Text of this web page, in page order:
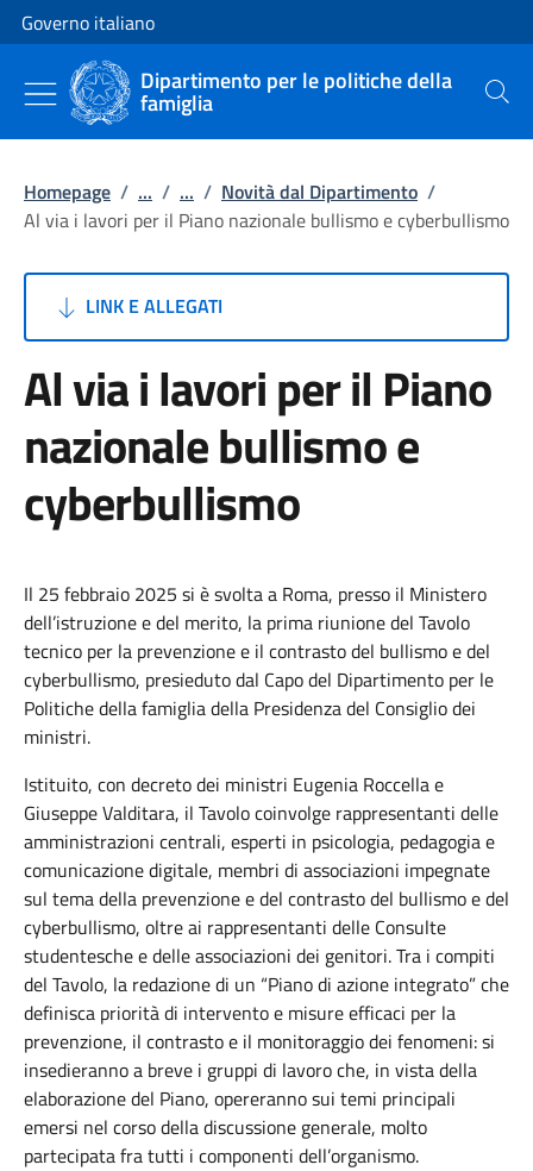
Vai al contenuto
Vai alla navigazione del sito
Governo italiano
Dipartimento per le politiche della
famiglia Cerca
Homepage / ... / ... / Novità dal Dipartimento /
Al via i lavori per il Piano nazionale bullismo e cyberbullismo
LINK E ALLEGATI
Al via i lavori per il Piano
nazionale bullismo e
cyberbullismo
Il 25 febbraio 2025 si è svolta a Roma, presso il Ministero
dell’istruzione e del merito, la prima riunione del Tavolo
tecnico per la prevenzione e il contrasto del bullismo e del
cyberbullismo, presieduto dal Capo del Dipartimento per le
Politiche della famiglia della Presidenza del Consiglio dei
ministri.
Istituito, con decreto dei ministri Eugenia Roccella e
Giuseppe Valditara, il Tavolo coinvolge rappresentanti delle
amministrazioni centrali, esperti in psicologia, pedagogia e
comunicazione digitale, membri di associazioni impegnate
sul tema della prevenzione e del contrasto del bullismo e del
cyberbullismo, oltre ai rappresentanti delle Consulte
studentesche e delle associazioni dei genitori. Tra i compiti
del Tavolo, la redazione di un “Piano di azione integrato” che
definisca priorità di intervento e misure efficaci per la
prevenzione, il contrasto e il monitoraggio dei fenomeni: si
insedieranno a breve i gruppi di lavoro che, in vista della
elaborazione del Piano, opereranno sui temi principali
emersi nel corso della discussione generale, molto
partecipata fra tutti i componenti dell’organismo.